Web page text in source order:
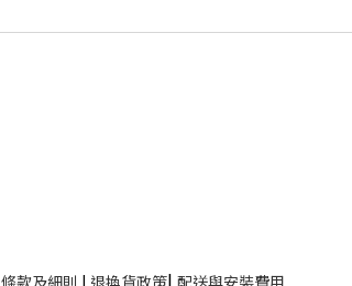
條款及細則 | 退換貨政策| 配送與安裝費用